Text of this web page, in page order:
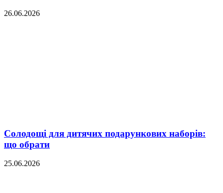
26.06.2026
Солодощі для дитячих подарункових наборів:
що обрати
25.06.2026